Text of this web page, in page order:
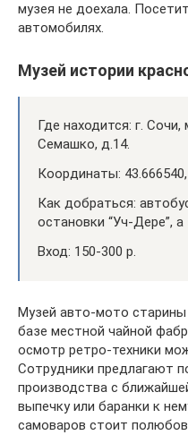
музея не доехала.
автомобилях.
Музей истории
Где находится: г.
Семашко, д.14.
Координаты:
Как добраться:
остановки “Уч-Дере”,
Вход: 150-300 р.
Музей авто-мото старины
базе местной чайной
осмотр ретро-техники
Сотрудники предлагают
производства с
выпечку или баранки к
самоваров стоит